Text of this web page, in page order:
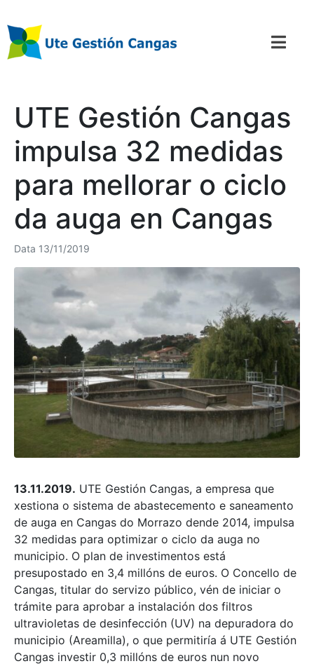
UTE Gestión Cangas
impulsa 32 medidas
para mellorar o ciclo
da auga en Cangas
Data 13/11/2019
13.11.2019. UTE Gestión Cangas, a empresa que
xestiona o sistema de abastecemento e saneamento
de auga en Cangas do Morrazo dende 2014, impulsa
32 medidas para optimizar o ciclo da auga no
municipio. O plan de investimentos está
presupostado en 3,4 millóns de euros. O Concello de
Cangas, titular do servizo público, vén de iniciar o
trámite para aprobar a instalación dos filtros
ultravioletas de desinfección (UV) na depuradora do
municipio (Areamilla), o que permitiría á UTE Gestión
Cangas investir 0,3 millóns de euros nun novo